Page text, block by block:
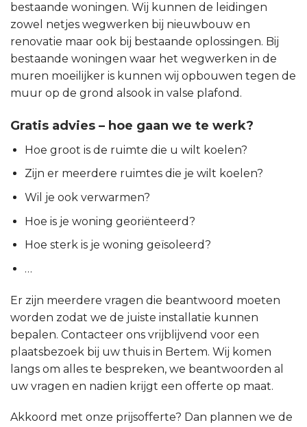
bestaande woningen. Wij kunnen de leidingen
zowel netjes wegwerken bij nieuwbouw en
renovatie maar ook bij bestaande oplossingen. Bij
bestaande woningen waar het wegwerken in de
muren moeilijker is kunnen wij opbouwen tegen de
muur op de grond alsook in valse plafond.
Gratis advies – hoe gaan we te werk?
Hoe groot is de ruimte die u wilt koelen?
Zijn er meerdere ruimtes die je wilt koelen?
Wil je ook verwarmen?
Hoe is je woning georiënteerd?
Hoe sterk is je woning geïsoleerd?
…
Er zijn meerdere vragen die beantwoord moeten
worden zodat we de juiste installatie kunnen
bepalen. Contacteer ons vrijblijvend voor een
plaatsbezoek bij uw thuis in Bertem. Wij komen
langs om alles te bespreken, we beantwoorden al
uw vragen en nadien krijgt een offerte op maat.
Akkoord met onze prijsofferte? Dan plannen we de